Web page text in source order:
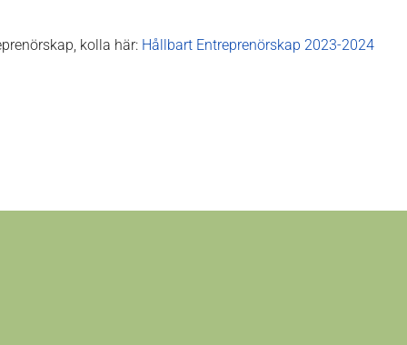
kolla här: Hållbart Entreprenörskap 2023-2024